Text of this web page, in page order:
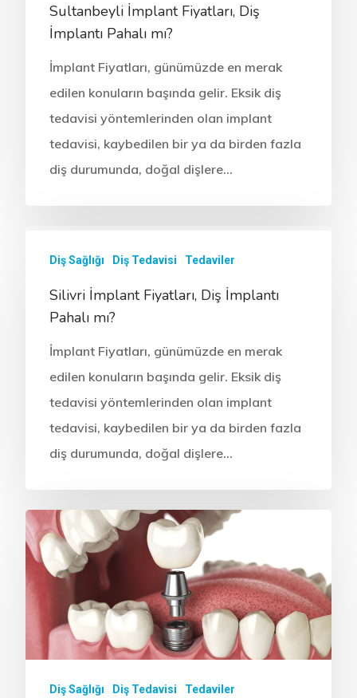
Sultanbeyli İmplant Fiyatları, Diş
İmplantı Pahalı mı?
İmplant Fiyatları, günümüzde en merak
edilen konuların başında gelir. Eksik diş
tedavisi yöntemlerinden olan implant
tedavisi, kaybedilen bir ya da birden fazla
diş durumunda, doğal dişlere…
Diş Sağlığı Diş Tedavisi Tedaviler
Silivri İmplant Fiyatları, Diş İmplantı
Pahalı mı?
İmplant Fiyatları, günümüzde en merak
edilen konuların başında gelir. Eksik diş
tedavisi yöntemlerinden olan implant
tedavisi, kaybedilen bir ya da birden fazla
diş durumunda, doğal dişlere…
Diş Sağlığı Diş Tedavisi Tedaviler